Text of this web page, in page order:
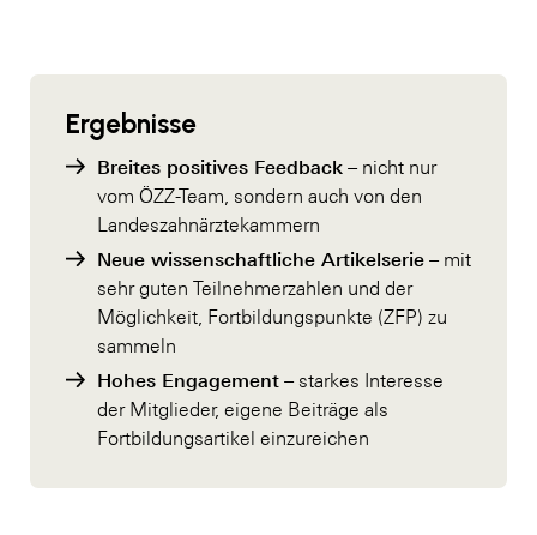
Ergebnisse
Breites positives Feedback – nicht nur
vom ÖZZ-Team, sondern auch von den
Landeszahnärztekammern
Neue wissenschaftliche Artikelserie – mit
sehr guten Teilnehmerzahlen und der
Möglichkeit, Fortbildungspunkte (ZFP) zu
sammeln
Hohes Engagement – starkes Interesse
der Mitglieder, eigene Beiträge als
Fortbildungsartikel einzureichen